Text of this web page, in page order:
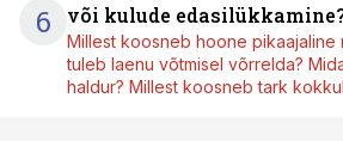
6
või kulude
Millest koosneb hoone pikaajaline
tuleb laenu võtmisel võrrelda?
haldur? Millest koosneb tark